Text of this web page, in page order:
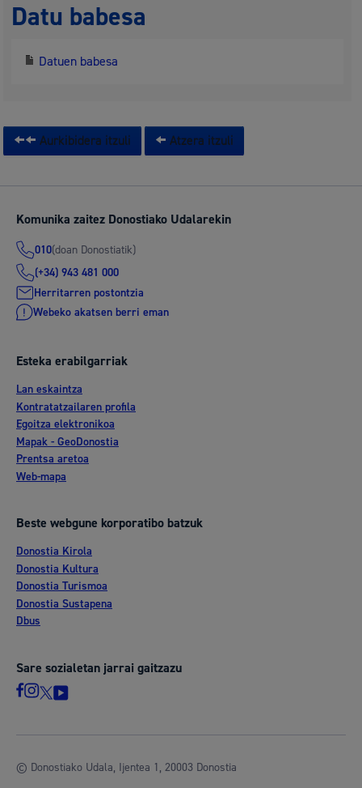
Datu babesa
Datuen babesa
Aurkibidera itzuli Atzera itzuli
Komunika zaitez Donostiako Udalarekin
010(doan Donostiatik)
(+34) 943 481 000
Herritarren postontzia
Webeko akatsen berri eman
Esteka erabilgarriak
Lan eskaintza
Kontratatzailaren profila
Egoitza elektronikoa
Mapak - GeoDonostia
Prentsa aretoa
Web-mapa
Beste webgune korporatibo batzuk
Donostia Kirola
Donostia Kultura
Donostia Turismoa
Donostia Sustapena
Dbus
Sare sozialetan jarrai gaitzazu
© Donostiako Udala, Ijentea 1, 20003 Donostia